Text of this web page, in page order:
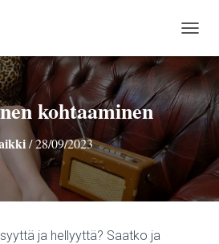
A
I
G
O
T
I
kohtaaminen
/28/09/2023
ja hellyyttä? Saatko ja